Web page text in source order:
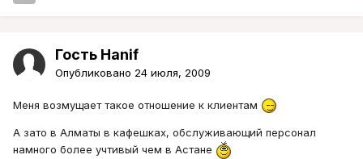
Гость Hanif
Опубликовано 24 июля, 2009
Меня возмущает такое отношение к клиентам
А зато в Алматы в кафешках, обслуживающий персонал
намного более учтивый чем в Астане